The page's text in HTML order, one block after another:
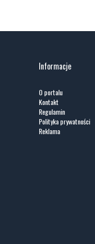
Informacje
O portalu
Kontakt
Regulamin
Polityka prywatności
Reklama